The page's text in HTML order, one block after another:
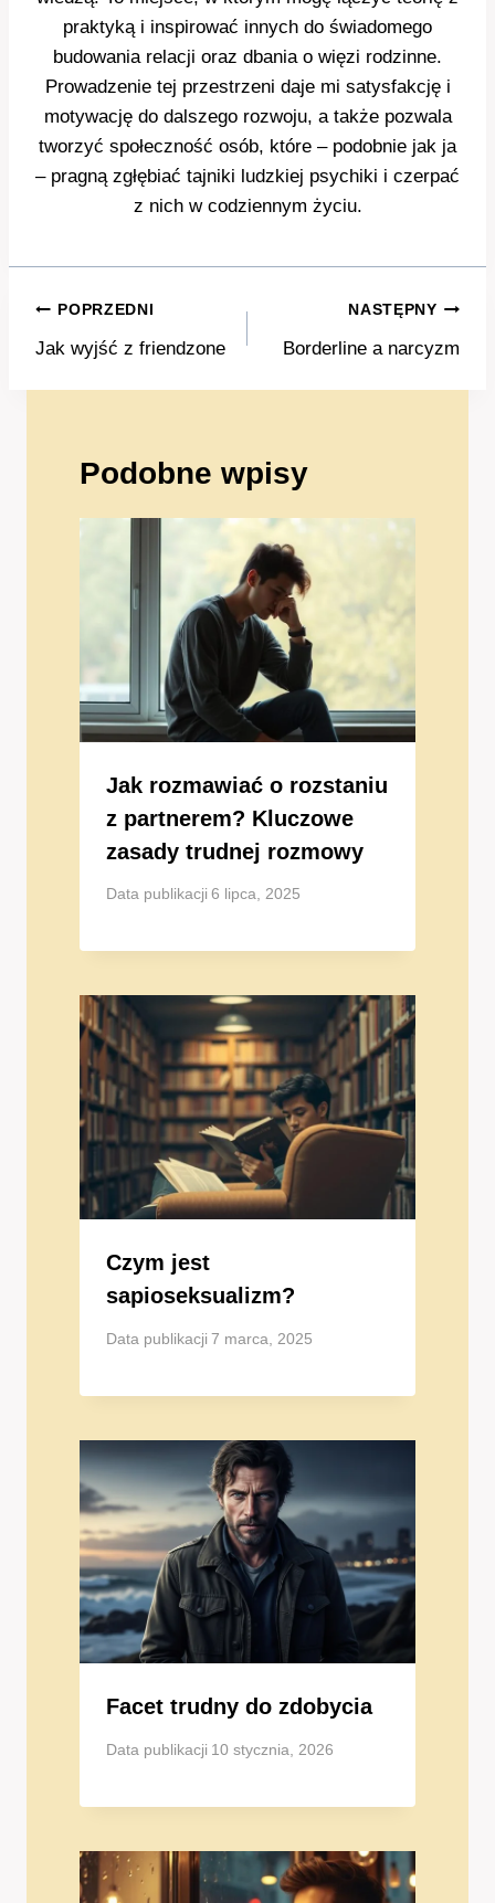
praktyką i inspirować innych do świadomego
budowania relacji oraz dbania o więzi rodzinne.
Prowadzenie tej przestrzeni daje mi satysfakcję i
motywację do dalszego rozwoju, a także pozwala
tworzyć społeczność osób, które – podobnie jak ja
– pragną zgłębiać tajniki ludzkiej psychiki i czerpać
z nich w codziennym życiu.
Nawigacja
wpisu
POPRZEDNI
Jak wyjść z friendzone
NASTĘPNY
Borderline a narcyzm
Podobne wpisy
Jak rozmawiać o rozstaniu
z partnerem? Kluczowe
zasady trudnej rozmowy
Data publikacji 6 lipca, 2025
Czym jest
sapioseksualizm?
Data publikacji 7 marca, 2025
Facet trudny do zdobycia
Data publikacji 10 stycznia, 2026